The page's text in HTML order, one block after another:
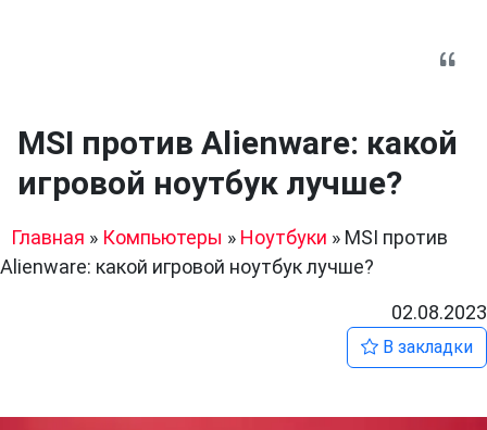
MSI против Alienware: какой
игровой ноутбук лучше?
Главная » Компьютеры » Ноутбуки » MSI против
Alienware: какой игровой ноутбук лучше?
02.08.2023
В закладки